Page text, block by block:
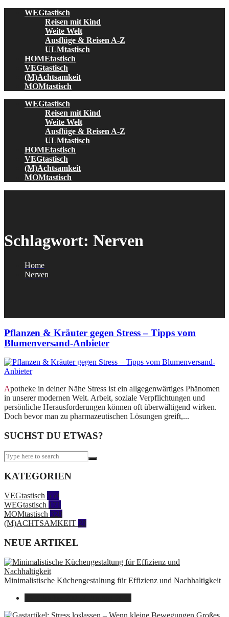
WEGtastisch
Reisen mit Kind
Weite Welt
Ausflüge & Reisen A-Z
ULMtastisch
HOMEtastisch
VEGtastisch
(M)Achtsamkeit
MOMtastisch
WEGtastisch
Reisen mit Kind
Weite Welt
Ausflüge & Reisen A-Z
ULMtastisch
HOMEtastisch
VEGtastisch
(M)Achtsamkeit
MOMtastisch
Schlagwort: Nerven
Home
Nerven
Pflanzen & Kräuter gegen Stress – Tipps vom
Blumenversand-Anbieter
Apotheke in deiner Nähe Stress ist ein allgegenwärtiges Phänomen
in unserer modernen Welt. Arbeit, soziale Verpflichtungen und
persönliche Herausforderungen können oft überwältigend wirken.
Doch bevor man zu pharmazeutischen Lösungen greift,...
SUCHST DU ETWAS?
KATEGORIEN
VEGtastisch 559
WEGtastisch 171
MOMtastisch 328
(M)ACHTSAMKEIT 28
NEUE ARTIKEL
Minimalistische Küchengestaltung für Effizienz und Nachhaltigkeit